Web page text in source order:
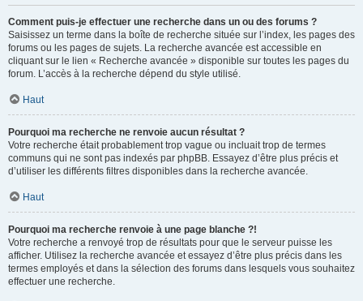
Comment puis-je effectuer une recherche dans un ou des forums ?
Saisissez un terme dans la boîte de recherche située sur l’index, les pages des
forums ou les pages de sujets. La recherche avancée est accessible en
cliquant sur le lien « Recherche avancée » disponible sur toutes les pages du
forum. L’accès à la recherche dépend du style utilisé.
Haut
Pourquoi ma recherche ne renvoie aucun résultat ?
Votre recherche était probablement trop vague ou incluait trop de termes
communs qui ne sont pas indexés par phpBB. Essayez d’être plus précis et
d’utiliser les différents filtres disponibles dans la recherche avancée.
Haut
Pourquoi ma recherche renvoie à une page blanche ?!
Votre recherche a renvoyé trop de résultats pour que le serveur puisse les
afficher. Utilisez la recherche avancée et essayez d’être plus précis dans les
termes employés et dans la sélection des forums dans lesquels vous souhaitez
effectuer une recherche.